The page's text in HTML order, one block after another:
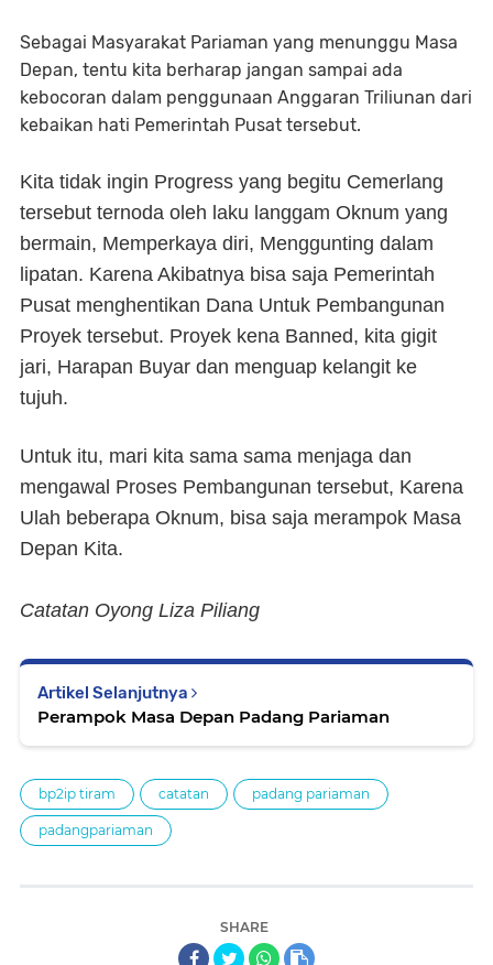
Sebagai Masyarakat Pariaman yang menunggu Masa
Depan, tentu kita berharap jangan sampai ada
kebocoran dalam penggunaan Anggaran Triliunan dari
kebaikan hati Pemerintah Pusat tersebut.
Kita tidak ingin Progress yang begitu Cemerlang
tersebut ternoda oleh laku langgam Oknum yang
bermain, Memperkaya diri, Menggunting dalam
lipatan. Karena Akibatnya bisa saja Pemerintah
Pusat menghentikan Dana Untuk Pembangunan
Proyek tersebut. Proyek kena Banned, kita gigit
jari, Harapan Buyar dan menguap kelangit ke
tujuh.
Untuk itu, mari kita sama sama menjaga dan
mengawal Proses Pembangunan tersebut, Karena
Ulah beberapa Oknum, bisa saja merampok Masa
Depan Kita.
Catatan Oyong Liza Piliang
Artikel Selanjutnya
Perampok Masa Depan Padang Pariaman
bp2ip tiram catatan padang pariaman
padangpariaman
SHARE